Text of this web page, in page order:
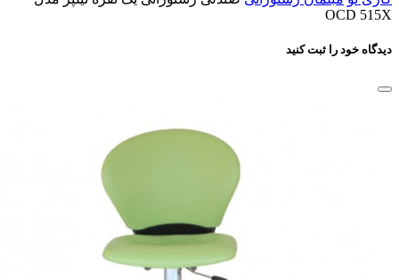
OCD 515X
دیدگاه خود را ثبت کنید